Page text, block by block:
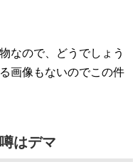
なので、どうでしょう
画像もないのでこの件
はデマ